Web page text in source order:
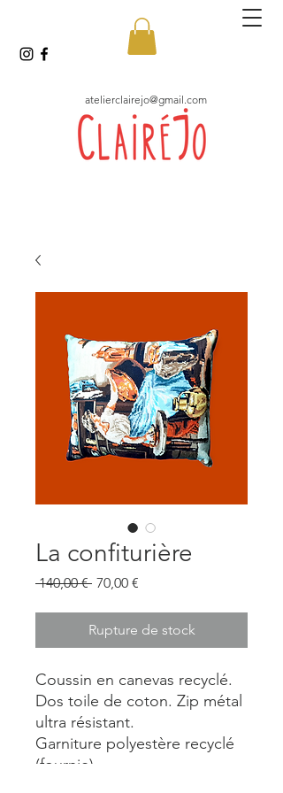
atelierclairejo@gmail.com
La confiturière
140,00 € Prix
70,00 €
Rupture de stock
Coussin en canevas recyclé.
Dos toile de coton. Zip métal
ultra résistant.
Garniture polyestère recyclé
(fournie).